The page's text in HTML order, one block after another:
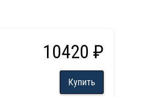
10420 ₽
Купить